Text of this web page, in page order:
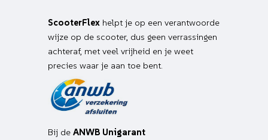
ScooterFlex helpt je op een verantwoorde
wijze op de scooter, dus geen verrassingen
achteraf, met veel vrijheid en je weet
precies waar je aan toe bent.
Bij de ANWB Unigarant